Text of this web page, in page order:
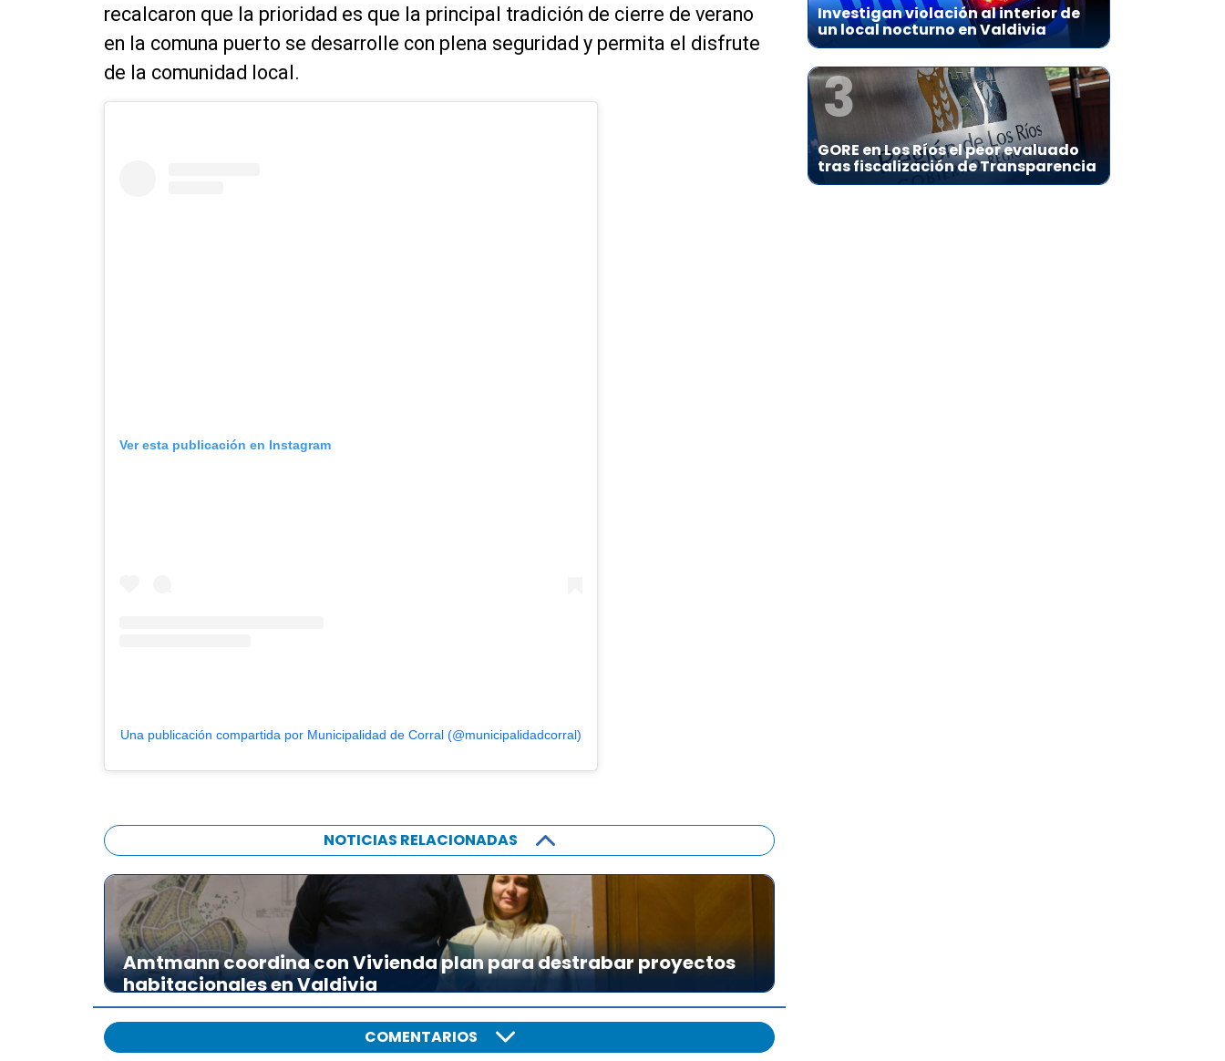
recalcaron que la prioridad es que la principal tradición de cierre de verano
en la comuna puerto se desarrolle con plena seguridad y permita el disfrute
de la comunidad local.
Ver esta publicación en Instagram
Una publicación compartida por Municipalidad de Corral (@municipalidadcorral)
NOTICIAS RELACIONADAS
Amtmann coordina con Vivienda plan para destrabar proyectos
habitacionales en Valdivia
COMENTARIOS
Investigan violación al interior de
un local nocturno en Valdivia
3
GORE en Los Ríos el peor evaluado
tras fiscalización de Transparencia